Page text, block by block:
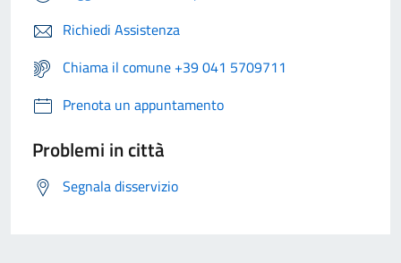
Richiedi Assistenza
Chiama il comune +39 041 5709711
Prenota un appuntamento
Problemi in città
Segnala disservizio